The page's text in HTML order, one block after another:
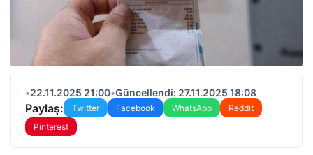
•22.11.2025 21:00•Güncellendi: 27.11.2025 18:08
Paylaş: Twitter Facebook WhatsApp
Reddit
Pinterest